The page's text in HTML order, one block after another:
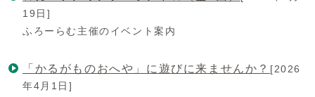
19日]
ふろーらむ主催のイベント案内
「かるがものおへや」に遊びに来ませんか？ [2026
年4月1日]